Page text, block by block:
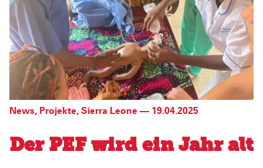
News, Projekte, Sierra Leone — 19.04.2025
Der PEF wird ein Jahr alt